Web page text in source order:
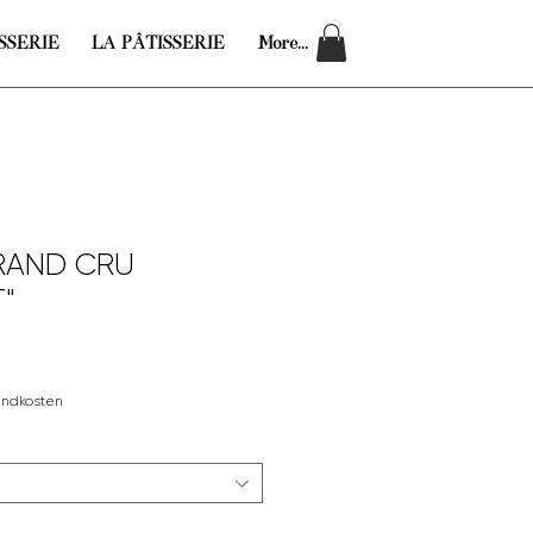
LA PÂTISSERIE More...
CRU